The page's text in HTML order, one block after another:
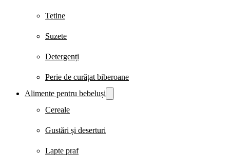
Tetine
Suzete
Detergenți
Perie de curățat biberoane
Alimente pentru bebeluși
Cereale
Gustări și deserturi
Lapte praf